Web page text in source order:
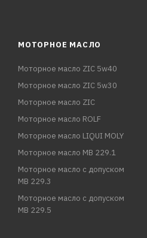
МОТОРНОЕ МАСЛО
Моторное масло ZIC 5w40
Моторное масло ZIC 5w30
Моторное масло ZIC
Моторное масло ROLF
Моторное масло LIQUI MOLY
Моторное масло MB 229.1
Моторное масло с допуском
MB 229.3
Моторное масло с допуском
MB 229.5